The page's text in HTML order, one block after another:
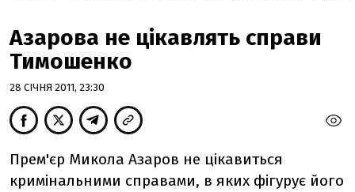
Азарова не цікавлять справи
Тимошенко
28 СІЧНЯ 2011, 23:30
Прем'єр Микола Азаров не цікавиться
кримінальними справами, в яких фігурує його